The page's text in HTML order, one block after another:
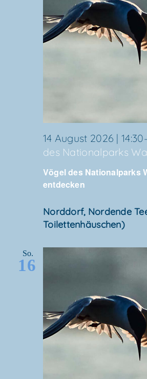
Vögel des Natio­nal­parks
entdecken
14 August 2026 | 14:30
des Natio­nal­parks
Nord­dorf, Nor­den­de
Toilettenhäuschen)
So.
16